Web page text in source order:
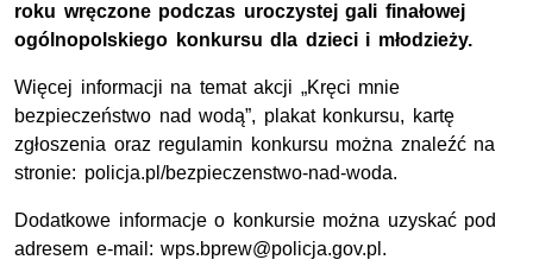
roku wręczone podczas uroczystej gali finałowej
ogólnopolskiego konkursu dla dzieci i młodzieży.
Więcej informacji na temat akcji „Kręci mnie
bezpieczeństwo nad wodą”, plakat konkursu, kartę
zgłoszenia oraz regulamin konkursu można znaleźć na
stronie: policja.pl/bezpieczenstwo-nad-woda.
Dodatkowe informacje o konkursie można uzyskać pod
adresem e-mail: wps.bprew@policja.gov.pl.